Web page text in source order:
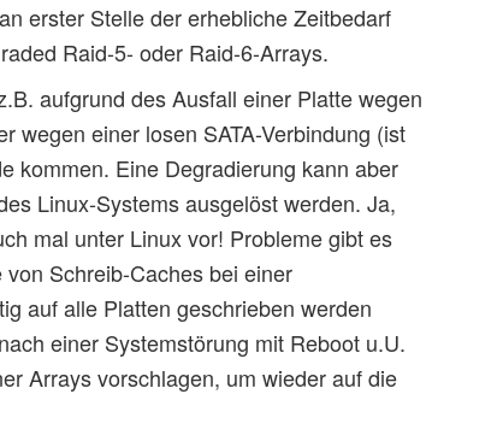
erster Stelle der erhebliche Zeitbedarf
Raid-5- oder Raid-6-Arrays.
aufgrund des Ausfall einer Platte wegen
wegen einer losen SATA-Verbindung (ist
kommen. Eine Degradierung kann aber
Linux-Systems ausgelöst werden. Ja,
mal unter Linux vor! Probleme gibt es
Schreib-Caches bei einer
auf alle Platten geschrieben werden
einer Systemstörung mit Reboot u.U.
Arrays vorschlagen, um wieder auf die